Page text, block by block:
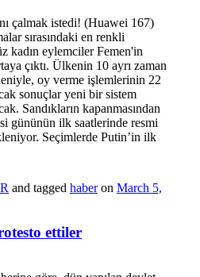
çalmak istedi! (Huawei 167)
sırasındaki en renkli
kadın eylemciler Femen'in
çıktı. Ülkenin 10 ayrı zaman
oy verme işlemlerinin 22
sonuçlar yeni bir sistem
Sandıkların kapanmasından
gününün ilk saatlerinde resmi
Seçimlerde Putin’in ilk
and tagged haberon March 5,
ettiler